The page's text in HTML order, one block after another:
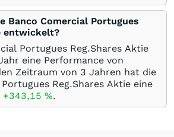
Banco Comercial Portugues
entwickelt?
Portugues Reg.Shares Aktie
eine Performance von
Zeitraum von 3 Jahren hat die
Reg.Shares Aktie eine
+343,15 %.